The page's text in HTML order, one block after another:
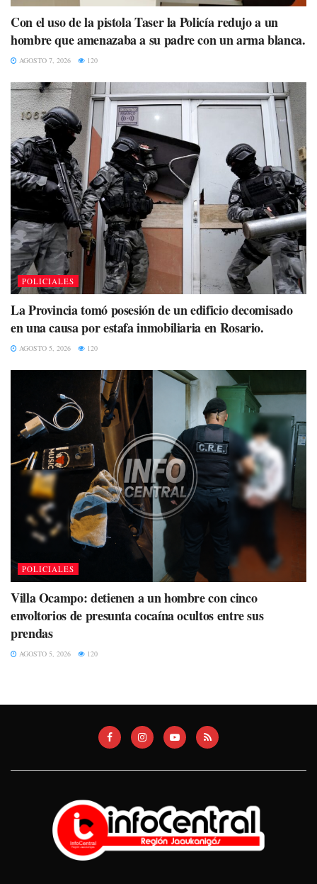
Con el uso de la pistola Taser la Policía redujo a un
hombre que amenazaba a su padre con un arma blanca.
AGOSTO 7, 2026 120
POLICIALES
La Provincia tomó posesión de un edificio decomisado
en una causa por estafa inmobiliaria en Rosario.
AGOSTO 5, 2026 120
POLICIALES
Villa Ocampo: detienen a un hombre con cinco
envoltorios de presunta cocaína ocultos entre sus
prendas
AGOSTO 5, 2026 120